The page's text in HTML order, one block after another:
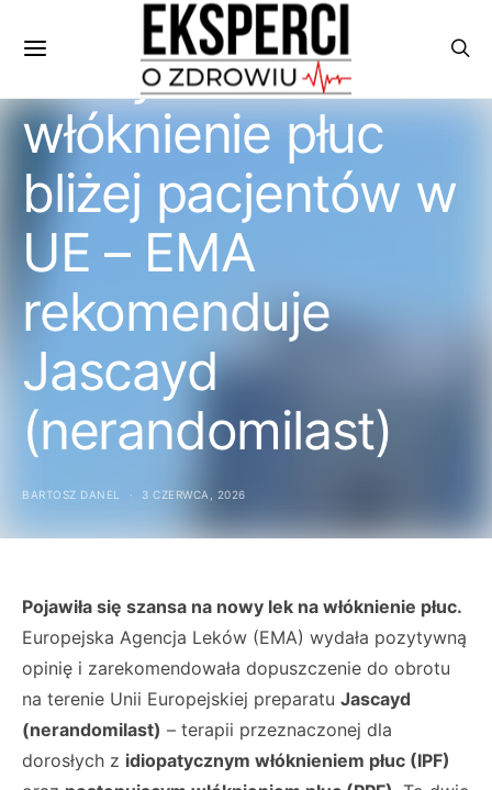
Nowy lek na
włóknienie płuc
bliżej pacjentów w
UE – EMA
rekomenduje
Jascayd
(nerandomilast)
BARTOSZ DANEL 3 CZERWCA, 2026
Pojawiła się szansa na nowy lek na włóknienie płuc.
Europejska Agencja Leków (EMA) wydała pozytywną
opinię i zarekomendowała dopuszczenie do obrotu
na terenie Unii Europejskiej preparatu Jascayd
(nerandomilast) – terapii przeznaczonej dla
dorosłych z idiopatycznym włóknieniem płuc (IPF)